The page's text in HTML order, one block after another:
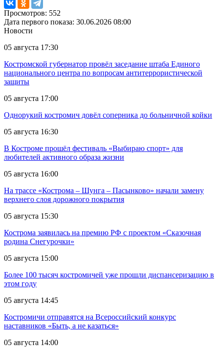
Просмотров: 552
Дата первого показа: 30.06.2026 08:00
Новости
05 августа 17:30
Костромской губернатор провёл заседание штаба Единого
национального центра по вопросам антитеррористической
защиты
05 августа 17:00
Однорукий костромич довёл соперника до больничной койки
05 августа 16:30
В Костроме прошёл фестиваль «Выбираю спорт» для
любителей активного образа жизни
05 августа 16:00
На трассе «Кострома – Шунга – Пасынково» начали замену
верхнего слоя дорожного покрытия
05 августа 15:30
Кострома заявилась на премию РФ с проектом «Сказочная
родина Снегурочки»
05 августа 15:00
Более 100 тысяч костромичей уже прошли диспансеризацию в
этом году
05 августа 14:45
Костромичи отправятся на Всероссийский конкурс
наставников «Быть, а не казаться»
05 августа 14:00